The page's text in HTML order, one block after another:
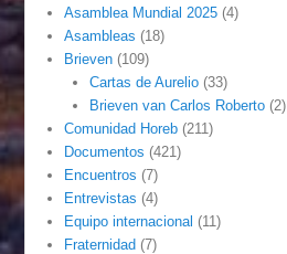
Asamblea Mundial 2025 (4)
Asambleas (18)
Brieven (109)
Cartas de Aurelio(33)
Brieven van Carlos Roberto(2)
Comunidad Horeb (211)
Documentos (421)
Encuentros (7)
Entrevistas (4)
Equipo internacional (11)
Fraternidad (7)